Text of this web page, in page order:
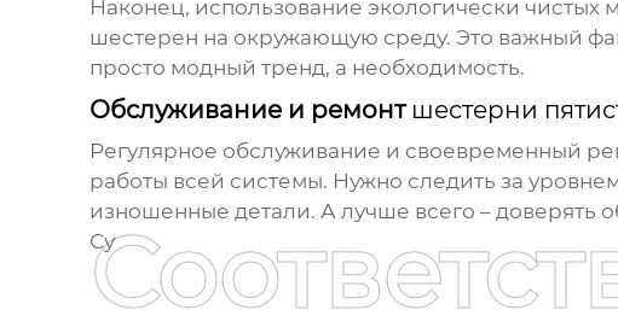
Наконец, использование экологически чистых
шестерен на окружающую среду. Это важный
просто модный тренд, а необходимость.
Обслуживание и ремонт шестерни
Регулярное обслуживание и своевременный
работы всей системы. Нужно следить за
изношенные детали. А лучше всего –
Су